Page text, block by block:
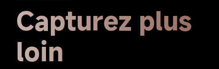
Capturez plus
loin